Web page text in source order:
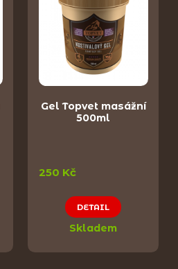
Gel Topvet masážní
500ml
250 Kč
DETAIL
Skladem